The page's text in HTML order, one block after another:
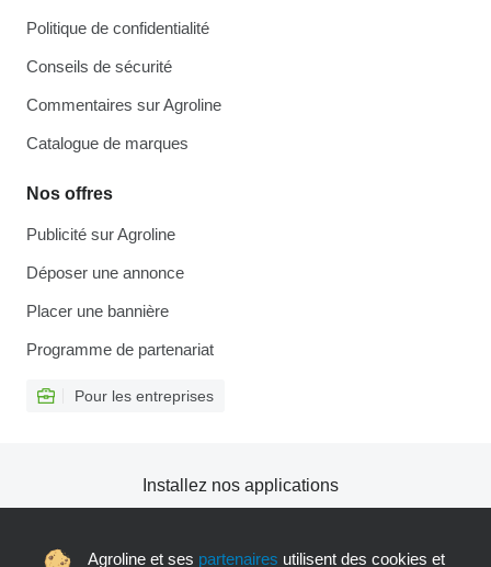
Agroline et ses partenaires utilisent des cookies et
Politique de confidentialité
Conseils de sécurité
Commentaires sur Agroline
Catalogue de marques
Nos offres
Publicité sur Agroline
Déposer une annonce
Placer une bannière
Programme de partenariat
Pour les entreprises
Installez nos applications